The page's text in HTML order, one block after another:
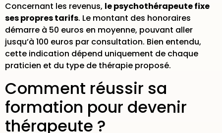
Concernant les revenus, le psychothérapeute fixe
ses propres tarifs. Le montant des honoraires
démarre à 50 euros en moyenne, pouvant aller
jusqu’à 100 euros par consultation. Bien entendu,
cette indication dépend uniquement de chaque
praticien et du type de thérapie proposé.
Comment réussir sa
formation pour devenir
thérapeute ?